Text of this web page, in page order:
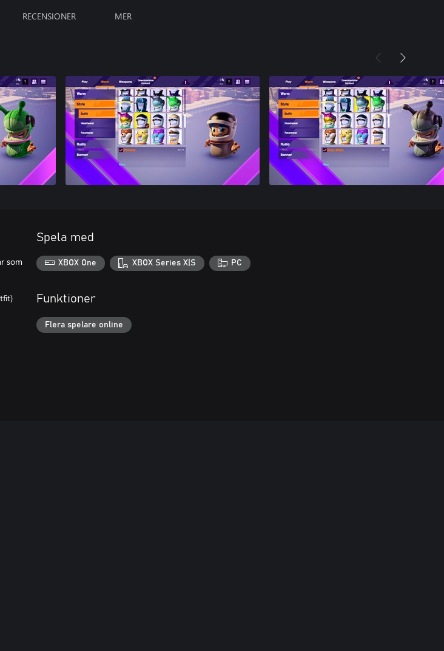
RECENSIONER MER
som
Spela med
XBOX One XBOX Series X|S PC
Funktioner
Flera spelare online